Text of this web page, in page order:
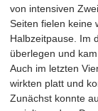
von intensiven
Seiten fielen keine
Halbzeitpause. Im
überlegen und
Auch im letzten
wirkten platt und
Zunächst konnte